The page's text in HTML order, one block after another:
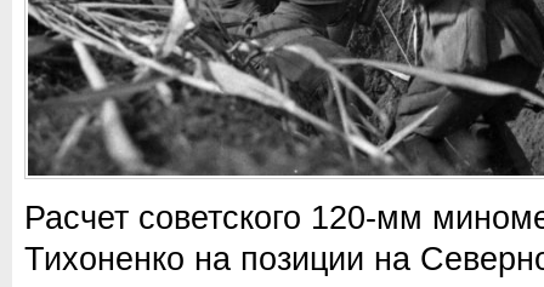
Расчет советского 120-мм
Тихоненко на позиции на